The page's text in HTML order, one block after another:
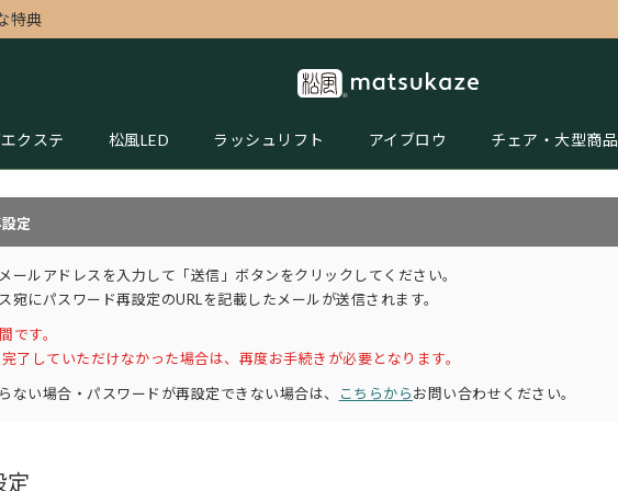
特典
クステ 松風LED ラッシュリフト アイブロウ チェア・大型商品
定
ールアドレスを入力して「送信」ボタンをクリックしてください。
宛にパスワード再設定のURLを記載したメールが送信されます。
です。
了していただけなかった場合は、再度お手続きが必要となります。
ない場合・パスワードが再設定できない場合は、
こちらからお問い合わせください。
定